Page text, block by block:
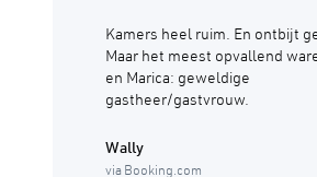
Kamers heel ruim. En ontbijt
Maar het meest opvallend
en Marica: geweldige
gastheer/gastvrouw.
Wally
via Booking.com